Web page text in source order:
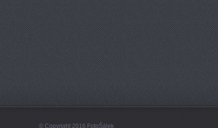
© Copyright 2016 FotoŠálek